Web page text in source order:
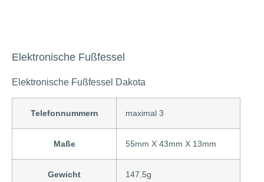
Elektronische Fußfessel
Elektronische Fußfessel Dakota
Telefonnummern maximal 3
Maße 55mm X 43mm X 13mm
Gewicht 147.5g